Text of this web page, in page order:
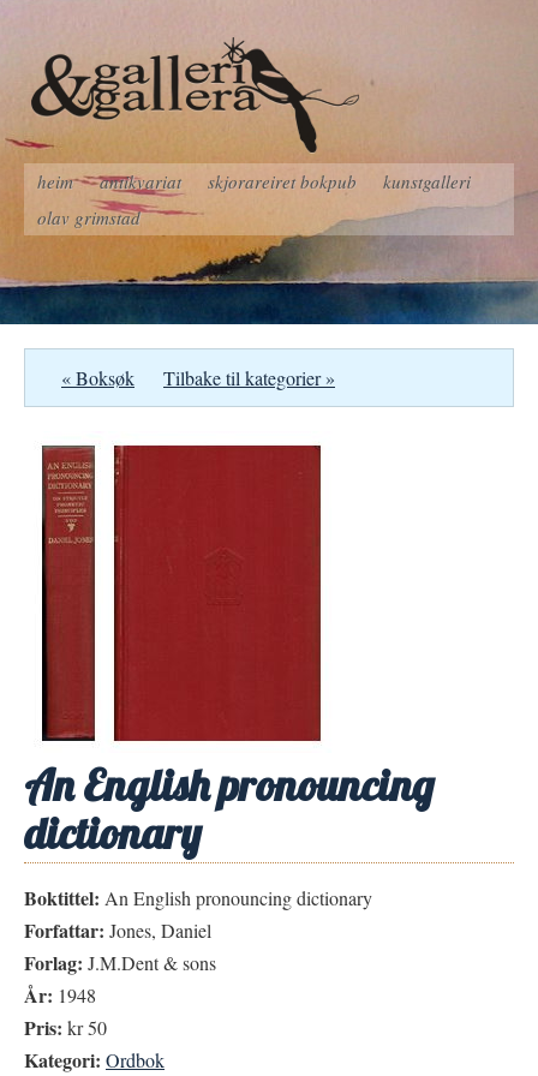
heim antikvariat skjorareiret bokpub
kunstgalleri
olav grimstad
« Boksøk Tilbake til kategorier »
An English pronouncing
dictionary
Boktittel: An English pronouncing dictionary
Forfattar: Jones, Daniel
Forlag: J.M.Dent & sons
År: 1948
Pris: kr 50
Kategori: Ordbok